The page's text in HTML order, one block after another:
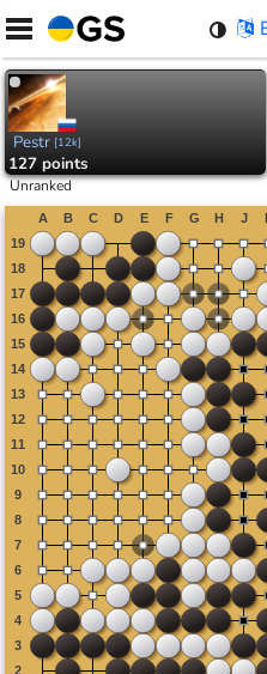
Skip
content
Pestr [12k]
127 points
Unranked